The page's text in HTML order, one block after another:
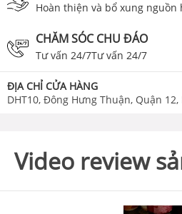
Hoàn thiện và bổ xung
CHĂM SÓC CHU ĐÁO
Tư vấn 24/7Tư vấn 24/7
ĐỊA CHỈ CỬA HÀNG
DHT10, Đông Hưng Thuận, Quận
Video review